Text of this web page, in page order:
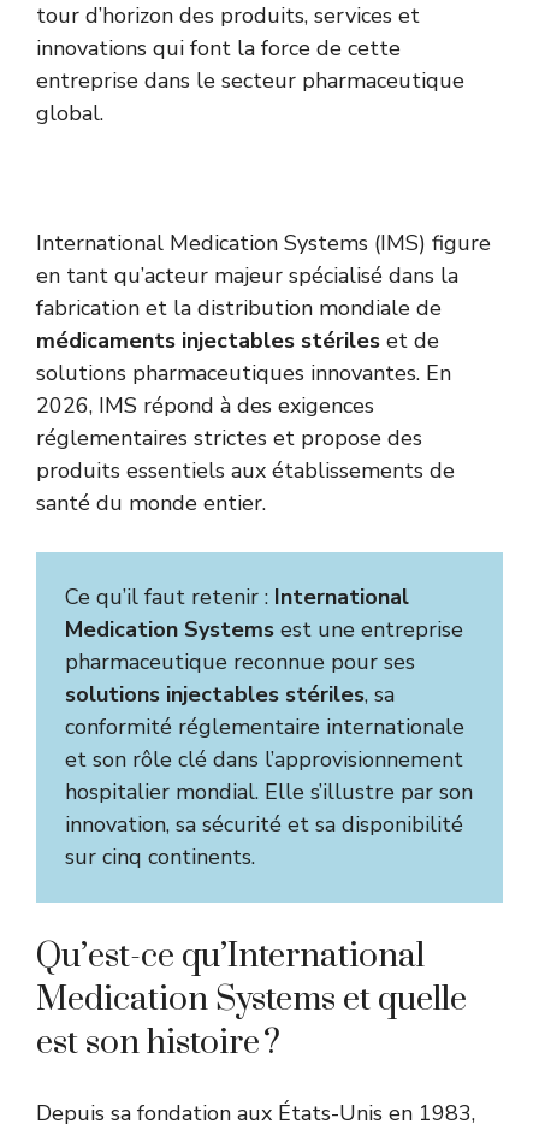
tour d’horizon des produits, services et
innovations qui font la force de cette
entreprise dans le secteur pharmaceutique
global.
International Medication Systems (IMS) figure
en tant qu’acteur majeur spécialisé dans la
fabrication et la distribution mondiale de
médicaments injectables stériles et de
solutions pharmaceutiques innovantes. En
2026, IMS répond à des exigences
réglementaires strictes et propose des
produits essentiels aux établissements de
santé du monde entier.
Ce qu’il faut retenir : International
Medication Systems est une entreprise
pharmaceutique reconnue pour ses
solutions injectables stériles, sa
conformité réglementaire internationale
et son rôle clé dans l’approvisionnement
hospitalier mondial. Elle s’illustre par son
innovation, sa sécurité et sa disponibilité
sur cinq continents.
Qu’est-ce qu’International
Medication Systems et quelle
est son histoire ?
Depuis sa fondation aux États-Unis en 1983,